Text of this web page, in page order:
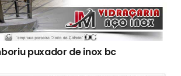
puxador de inox bc